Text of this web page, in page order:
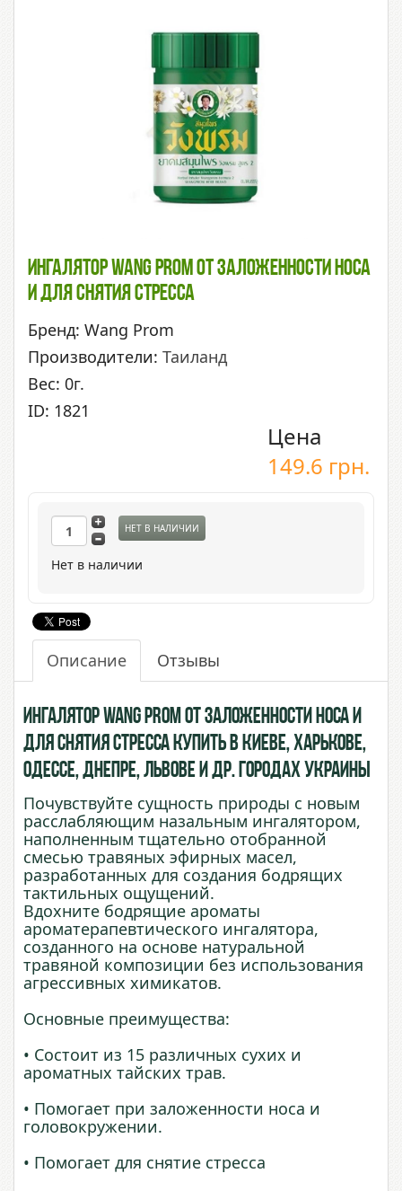
Ингалятор Wang Prom От Заложенности Носа
И Для Снятия Стресса
Бренд: Wang Prom
Производители: Таиланд
Вес: 0г.
ID: 1821
Цена
149.6 грн.
НЕТ В НАЛИЧИИ
Нет в наличии
Описание Отзывы
Ингалятор Wang Prom от заложенности носа и
для снятия стресса купить в Киеве, Харькове,
Одессе, Днепре, Львове и др. городах Украины
Почувствуйте сущность природы с новым
расслабляющим назальным ингалятором,
наполненным тщательно отобранной
смесью травяных эфирных масел,
разработанных для создания бодрящих
тактильных ощущений.
Вдохните бодрящие ароматы
ароматерапевтического ингалятора,
созданного на основе натуральной
травяной композиции без использования
агрессивных химикатов.
Основные преимущества:
• Состоит из 15 различных сухих и
ароматных тайских трав.
• Помогает при заложенности носа и
головокружении.
• Помогает для снятие стресса